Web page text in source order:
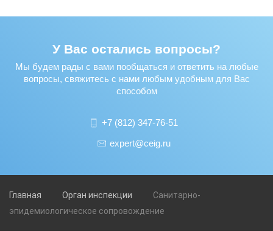
У Вас остались вопросы?
Мы будем рады с вами пообщаться и ответить на любые
вопросы, свяжитесь с нами любым удобным для Вас
способом
+7 (812) 347-76-51
expert@ceig.ru
Главная Орган инспекции
Санитарно-
эпидемиологическое сопровождение